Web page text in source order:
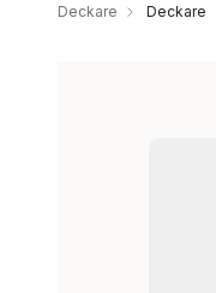
Deckare Deckare